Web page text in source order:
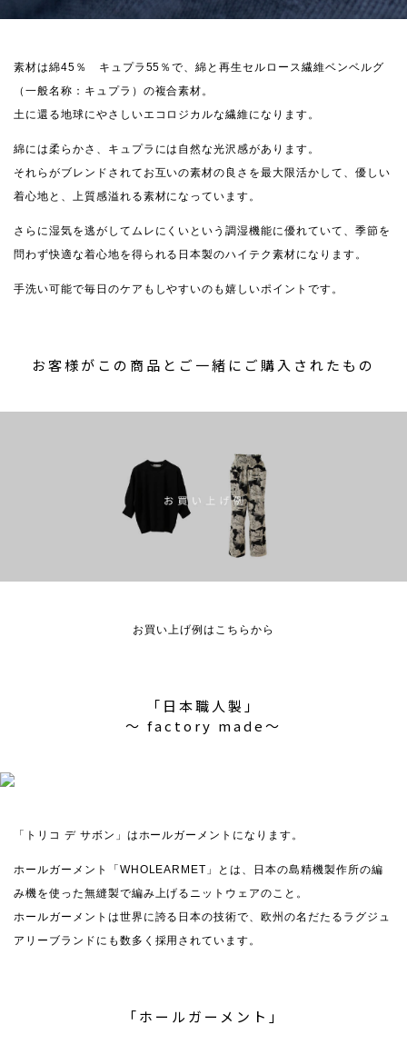
素材は綿45％ キュプラ55％で、綿と再生セルロース繊維ベンベルグ
（一般名称：キュプラ）の複合素材。
土に還る地球にやさしいエコロジカルな繊維になります。
綿には柔らかさ、キュプラには自然な光沢感があります。
それらがブレンドされてお互いの素材の良さを最大限活かして、優しい
着心地と、上質感溢れる素材になっています。
さらに湿気を逃がしてムレにくいという調湿機能に優れていて、季節を
問わず快適な着心地を得られる日本製のハイテク素材になります。
手洗い可能で毎日のケアもしやすいのも嬉しいポイントです。
お客様がこの商品とご一緒にご購入されたもの
お買い上げ例はこちらから
「日本職人製」
〜 factory made〜
「トリコ デ サボン」はホールガーメントになります。
ホールガーメント「WHOLEARMET」とは、日本の島精機製作所の編
み機を使った無縫製で編み上げるニットウェアのこと。
ホールガーメントは世界に誇る日本の技術で、欧州の名だたるラグジュ
アリーブランドにも数多く採用されています。
「ホールガーメント」